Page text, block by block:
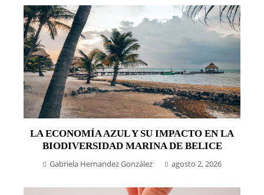
LA ECONOMÍA AZUL Y SU IMPACTO EN LA
BIODIVERSIDAD MARINA DE BELICE
Gabriela Hernandez González agosto 2, 2026